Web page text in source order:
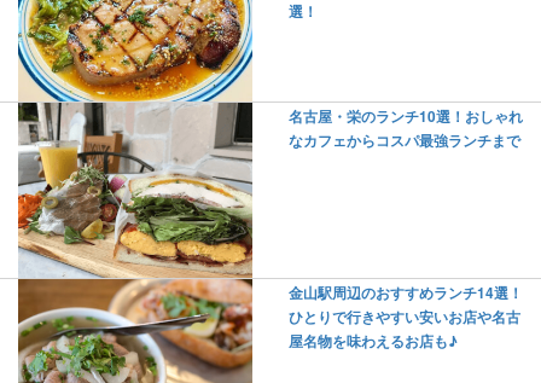
選！
名古屋・栄のランチ10選！おしゃれ
なカフェからコスパ最強ランチまで
金山駅周辺のおすすめランチ14選！
ひとりで行きやすい安いお店や名古
屋名物を味わえるお店も♪